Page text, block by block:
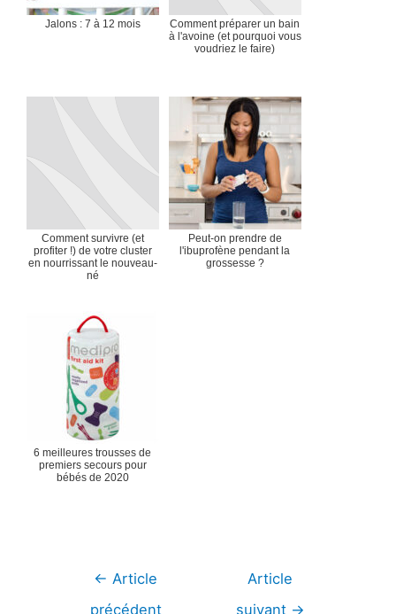
Jalons : 7 à 12 mois
Comment préparer un bain
à l'avoine (et pourquoi vous
voudriez le faire)
Comment survivre (et
profiter !) de votre cluster
en nourrissant le nouveau-
né
Peut-on prendre de
l'ibuprofène pendant la
grossesse ?
6 meilleures trousses de
premiers secours pour
bébés de 2020
Navigation
← Article
précédent
Article
suivant →